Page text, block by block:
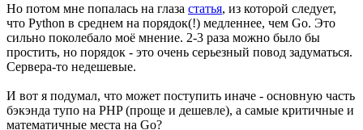
Но потом мне попалась на глаза статья, из которой следует,
что Python в среднем на порядок(!) медленнее, чем Go. Это
сильно поколебало моё мнение. 2-3 раза можно было бы
простить, но порядок - это очень серьезный повод задуматься.
Сервера-то недешевые.
И вот я подумал, что может поступить иначе - основную часть
бэкэнда тупо на PHP (проще и дешевле), а самые критичные и
математичные места на Go?